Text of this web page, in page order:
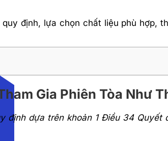
định, lựa chọn chất liệu phù hợp,
Gia Phiên Tòa Như
dựa trên khoản 1 Điều 34 Quyết